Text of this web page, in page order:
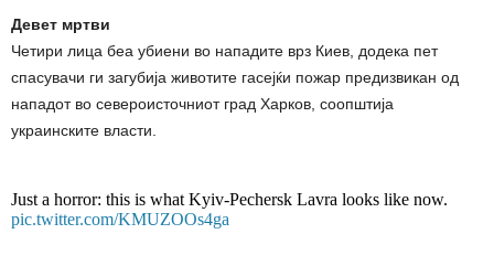
Девет мртви
Четири лица беа убиени во нападите врз Киев, додека пет
спасувачи ги загубија животите гасејќи пожар предизвикан од
нападот во североисточниот град Харков, соопштија
украинските власти.
Just a horror: this is what Kyiv-Pechersk Lavra looks like now.
pic.twitter.com/KMUZOOs4ga